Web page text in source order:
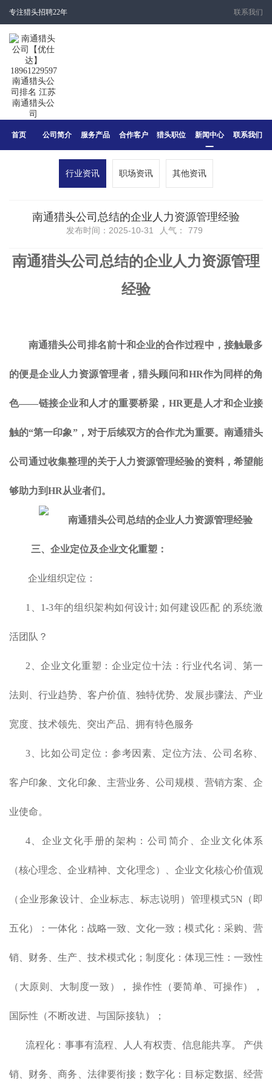
专注猎头招聘22年 联系我们
首页 公司简介 服务产品 合作客户 猎头职位 新闻中心 联系我们
行业资讯 职场资讯 其他资讯
南通猎头公司总结的企业人力资源管理经验
发布时间：2025-10-31 人气： 779
南通猎头公司总结的企业人力资源管理
经验
南通猎头公司排名前十和企业的合作过程中，接触最多
的便是企业人力资源管理者，猎头顾问和HR作为同样的角
色——链接企业和人才的重要桥梁，HR更是人才和企业接
触的“第一印象”，对于后续双方的合作尤为重要。南通猎头
公司通过收集整理的关于人力资源管理经验的资料，希望能
够助力到HR从业者们。
三、企业定位及企业文化重塑：
企业组织定位：
1、1-3年的组织架构如何设计; 如何建设匹配 的系统激
活团队？
2、企业文化重塑：企业定位十法：行业代名词、第一
法则、行业趋势、客户价值、独特优势、发展步骤法、产业
宽度、技术领先、突出产品、拥有特色服务
3、比如公司定位：参考因素、定位方法、公司名称、
客户印象、文化印象、主营业务、公司规模、营销方案、企
业使命。
4、企业文化手册的架构：公司简介、企业文化体系
（核心理念、企业精神、文化理念）、企业文化核心价值观
（企业形象设计、企业标志、标志说明）管理模式5N（即
五化）：一体化：战略一致、文化一致；模式化：采购、营
销、财务、生产、技术模式化；制度化：体现三性：一致性
（大原则、大制度一致）， 操作性（要简单、可操作），
国际性（不断改进、与国际接轨）；
流程化：事事有流程、人人有权责、信息能共享。 产供
销、财务、商务、法律要衔接；数字化：目标定数据、经营